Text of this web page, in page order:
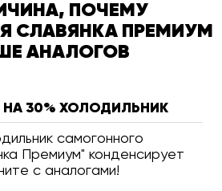
ПОЧЕМУ
СЛАВЯНКА ПРЕМИУМ
АНАЛОГОВ
НА 30% ХОЛОДИЛЬНИК
самогонного
Премиум" конденсирует
с аналогами!